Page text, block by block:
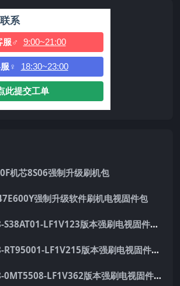
系
服♂ 9:00~21:00
♀ 18:30~23:00
此提交工单
机芯8S06强制升级刷机包
强制升级软件刷机电视固件包
TCL电视V8-S38AT01-LF1V123版本强刷电视固件包下载
TCL电视V8-RT95001-LF1V215版本强刷电视固件包下载
TCL电视V8-0MT5508-LF1V362版本强刷电视固件包下载